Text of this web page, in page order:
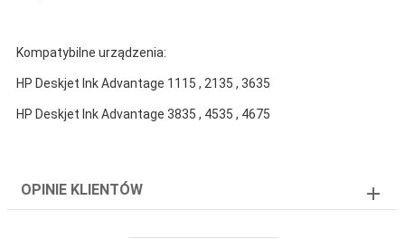
Kompatybilne urządzenia:
HP Deskjet Ink Advantage 1115 , 2135 , 3635
HP Deskjet Ink Advantage 3835 , 4535 , 4675
OPINIE KLIENTÓW